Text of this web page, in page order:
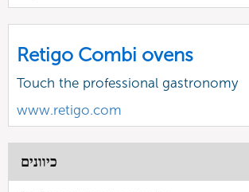
Retigo Combi ovens
Touch the professional gastronomy
www.retigo.com
כיוונים